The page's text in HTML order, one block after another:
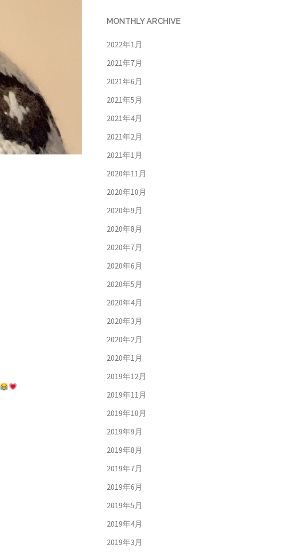
MONTHLY ARCHIVE
2022年1月
2021年7月
2021年6月
2021年5月
2021年4月
2021年2月
2021年1月
2020年11月
2020年10月
2020年9月
2020年8月
2020年7月
2020年6月
2020年5月
2020年4月
2020年3月
2020年2月
2020年1月
2019年12月
2019年11月
2019年10月
2019年9月
2019年8月
2019年7月
2019年6月
2019年5月
2019年4月
2019年3月